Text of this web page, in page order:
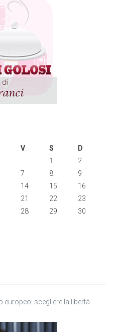
V S
D
1
2
7 8
9
14 15
16
21 22
23
28 29
30
europeo: scegliere la libertà